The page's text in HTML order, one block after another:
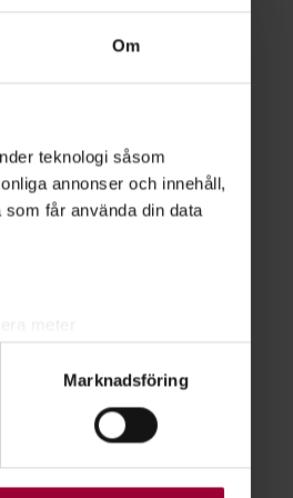
Om
teknologi såsom
annonser och innehåll,
får använda din data
. Du kan ändra
Vissa kakor är
Marknadsföring